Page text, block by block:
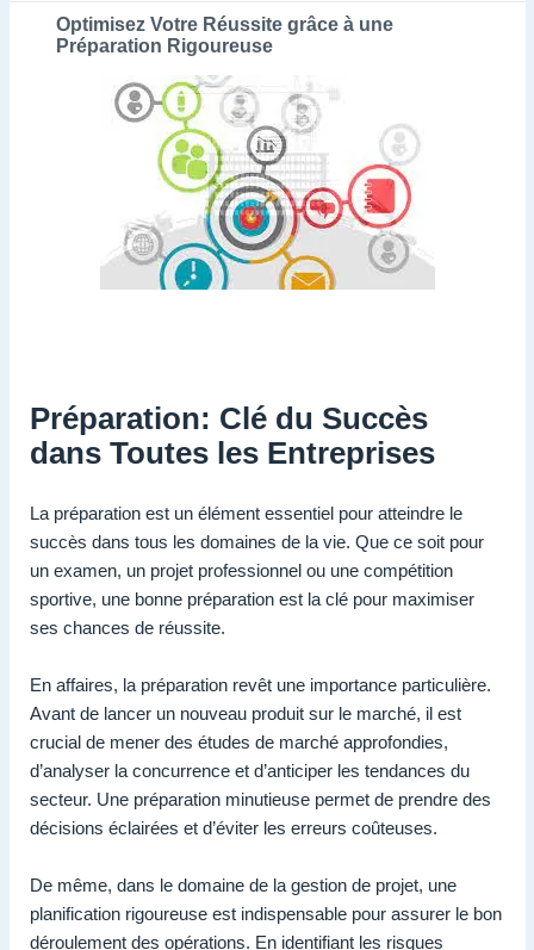
Optimisez Votre Réussite grâce à une
Préparation Rigoureuse
Préparation: Clé du Succès
dans Toutes les Entreprises
La préparation est un élément essentiel pour atteindre le
succès dans tous les domaines de la vie. Que ce soit pour
un examen, un projet professionnel ou une compétition
sportive, une bonne préparation est la clé pour maximiser
ses chances de réussite.
En affaires, la préparation revêt une importance particulière.
Avant de lancer un nouveau produit sur le marché, il est
crucial de mener des études de marché approfondies,
d’analyser la concurrence et d’anticiper les tendances du
secteur. Une préparation minutieuse permet de prendre des
décisions éclairées et d’éviter les erreurs coûteuses.
De même, dans le domaine de la gestion de projet, une
planification rigoureuse est indispensable pour assurer le bon
déroulement des opérations. En identifiant les risques